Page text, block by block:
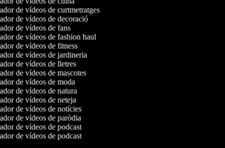
de vídeos de curtmetratges
de vídeos de decoració
de vídeos de fans
de vídeos de fashion haul
de vídeos de fitness
de vídeos de jardineria
de vídeos de lletres
de vídeos de mascotes
de vídeos de moda
de vídeos de natura
de vídeos de neteja
de vídeos de notícies
de vídeos de paròdia
de vídeos de podcast
de vídeos de podcast